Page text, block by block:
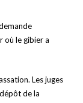
où le gibier a
Les juges
de la